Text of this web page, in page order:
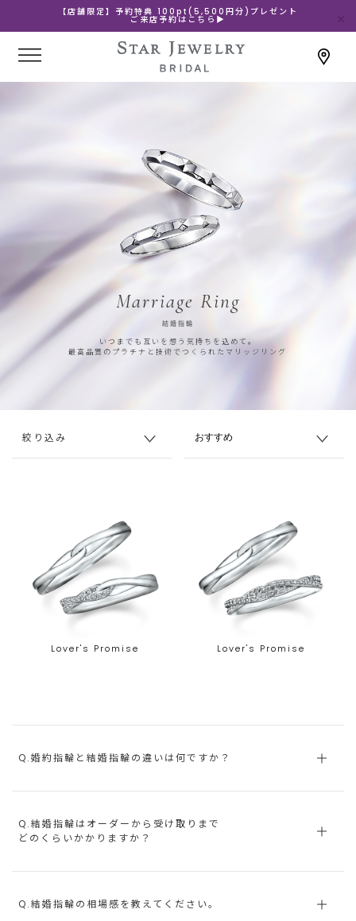
【店舗限定】予約特典 100pt(5,500円分)プレゼント
ご来店予約はこちら▶
Marriage Ring
結婚指輪
いつまでも互いを想う気持ちを込めて。
最高品質のプラチナと技術でつくられたマリッジリング
絞り込み
Lover's Promise Lover's Promise
Q.婚約指輪と結婚指輪の違いは何ですか？
Q.結婚指輪はオーダーから受け取りまで
どのくらいかかりますか？
Q.結婚指輪の相場感を教えてください。